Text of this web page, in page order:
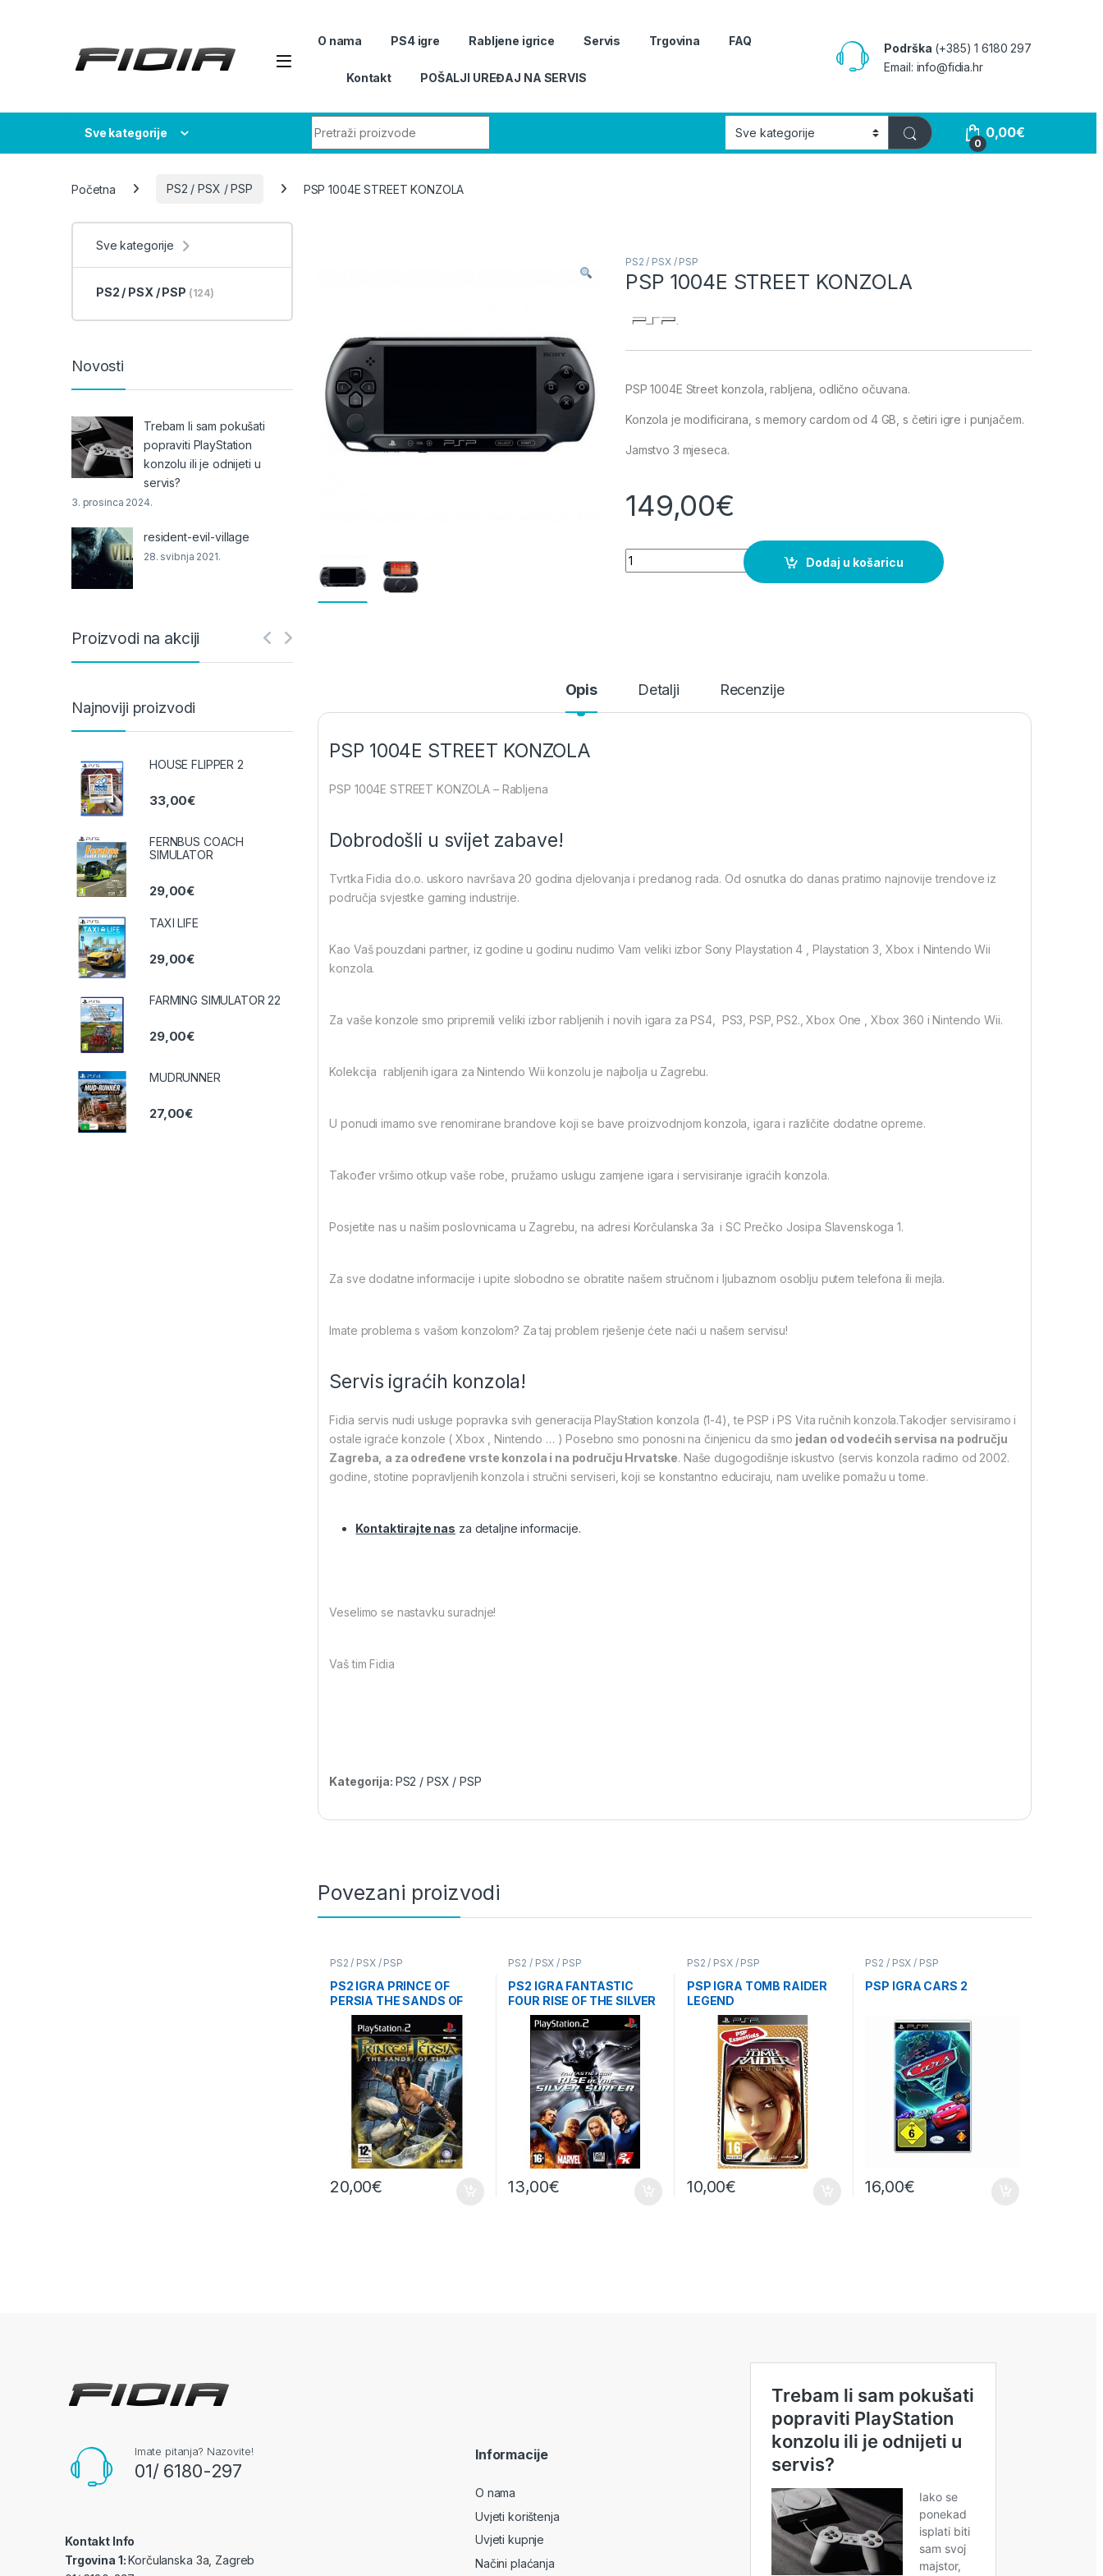
O nama PS4 igre Rabljene igrice Servis Trgovina FAQ
Kontakt POŠALJI UREĐAJ NA SERVIS
Podrška (+385) 1 6180 297
Email: info@fidia.hr
Sve kategorije
0
0,00€
Početna PS2 / PSX / PSP PSP 1004E STREET KONZOLA
PS2 / PSX / PSP
PSP 1004E STREET KONZOLA
PSP 1004E Street konzola, rabljena, odlično očuvana.
Konzola je modificirana, s memory cardom od 4 GB, s četiri igre i punjačem.
Jamstvo 3 mjeseca.
149,00€
PSP 1004E STREET KONZOLA quantity
Dodaj u košaricu
Opis Detalji Recenzije
PSP 1004E STREET KONZOLA
PSP 1004E STREET KONZOLA – Rabljena
Dobrodošli u svijet zabave!
Tvrtka Fidia d.o.o. uskoro navršava 20 godina djelovanja i predanog rada. Od osnutka do danas pratimo najnovije trendove iz
područja svjestke gaming industrije.
Kao Vaš pouzdani partner, iz godine u godinu nudimo Vam veliki izbor Sony Playstation 4 , Playstation 3, Xbox i Nintendo Wii
konzola.
Za vaše konzole smo pripremili veliki izbor rabljenih i novih igara za PS4, PS3, PSP, PS2., Xbox One , Xbox 360 i Nintendo Wii.
Kolekcija rabljenih igara za Nintendo Wii konzolu je najbolja u Zagrebu.
U ponudi imamo sve renomirane brandove koji se bave proizvodnjom konzola, igara i različite dodatne opreme.
Također vršimo otkup vaše robe, pružamo uslugu zamjene igara i servisiranje igraćih konzola.
Posjetite nas u našim poslovnicama u Zagrebu, na adresi Korčulanska 3a i SC Prečko Josipa Slavenskoga 1.
Za sve dodatne informacije i upite slobodno se obratite našem stručnom i ljubaznom osoblju putem telefona ili mejla.
Imate problema s vašom konzolom? Za taj problem rješenje ćete naći u našem servisu!
Servis igraćih konzola!
Fidia servis nudi usluge popravka svih generacija PlayStation konzola (1-4), te PSP i PS Vita ručnih konzola.Takodjer servisiramo i
ostale igraće konzole ( Xbox , Nintendo … ) Posebno smo ponosni na činjenicu da smo jedan od vodećih servisa na području
Zagreba, a za određene vrste konzola i na području Hrvatske. Naše dugogodišnje iskustvo (servis konzola radimo od 2002.
godine, stotine popravljenih konzola i stručni serviseri, koji se konstantno educiraju, nam uvelike pomažu u tome.
Kontaktirajte nas za detaljne informacije.
Veselimo se nastavku suradnje!
Vaš tim Fidia
Kategorija: PS2 / PSX / PSP
Povezani proizvodi
PS2 / PSX / PSP
PS2 IGRA PRINCE OF
PERSIA THE SANDS OF
TIME
20,00€
PS2 / PSX / PSP
PS2 IGRA FANTASTIC
FOUR RISE OF THE SILVER
SURFER
13,00€
PS2 / PSX / PSP
PSP IGRA TOMB RAIDER
LEGEND
10,00€
PS2 / PSX / PSP
PSP IGRA CARS 2
16,00€
Sve kategorije
PS2 / PSX / PSP (124)
Novosti
Trebam li sam pokušati
popraviti PlayStation
konzolu ili je odnijeti u
servis?
3. prosinca 2024.
resident-evil-village
28. svibnja 2021.
Proizvodi na akciji
Najnoviji proizvodi
HOUSE FLIPPER 2
33,00€
FERNBUS COACH
SIMULATOR
29,00€
TAXI LIFE
29,00€
FARMING SIMULATOR 22
29,00€
MUDRUNNER
27,00€
Imate pitanja? Nazovite!
01/ 6180-297
Kontakt Info
Trgovina 1:Korčulanska 3a, Zagreb
Informacije
O nama
Uvjeti korištenja
Uvjeti kupnje
Načini plaćanja